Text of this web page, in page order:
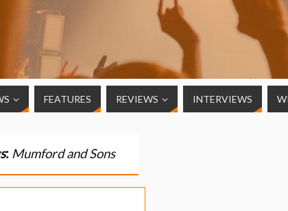
FEATURES REVIEWS INTERVIEWS
: Mumford and Sons